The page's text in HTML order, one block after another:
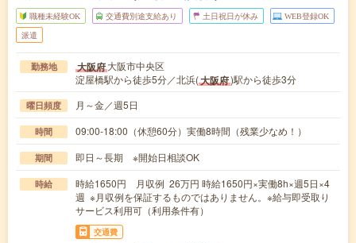
職種未経験OK 交通費別途支給あり 土日祝日が休み WEB登録OK
派遣
勤務地 大阪府大阪市中央区
淀屋橋駅から徒歩5分／北浜(大阪府)駅から徒歩3分
曜日頻度 月～金／週5日
時間 09:00-18:00（休憩60分）実働8時間（残業少なめ！）
期間 即日～長期 ※開始日相談OK
時給
時給1650円 月収例 26万円 時給1650円×実働8h×週5日×4
週 ※月収例を保証するものではありません。※給与即受取り
サービス利用可（利用条件有）
交通費